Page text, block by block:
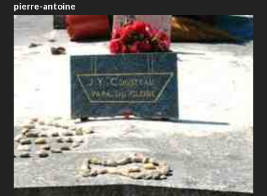
pierre-antoine